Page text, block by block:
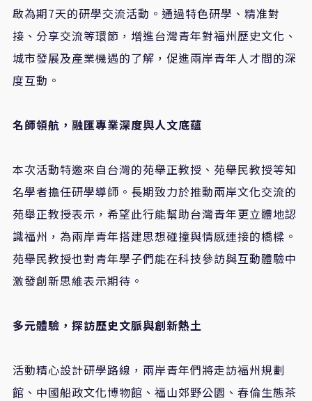
啟為期7天的研學交流活動。通過特色研學、精准對
接、分享交流等環節，增進台灣青年對福州歷史文化、
城市發展及產業機遇的了解，促進兩岸青年人才間的深
度互動。
名師領航，融匯專業深度與人文底蘊
本次活動特邀來自台灣的苑舉正教授、苑舉民教授等知
名學者擔任研學導師。長期致力於推動兩岸文化交流的
苑舉正教授表示，希望此行能幫助台灣青年更立體地認
識福州，為兩岸青年搭建思想碰撞與情感連接的橋樑。
苑舉民教授也對青年學子們能在科技參訪與互動體驗中
激發創新思維表示期待。
多元體驗，探訪歷史文脈與創新熱土
活動精心設計研學路線，兩岸青年們將走訪福州規劃
館、中國船政文化博物館、福山郊野公園、春倫生態茶